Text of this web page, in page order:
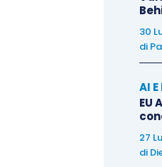
30
di
AI
EU
27
di